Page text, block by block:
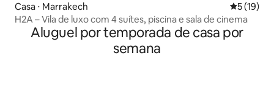
Casa ⋅ Marrakech 5 de uma
5 (19)
H2A – Vila de luxo com 4 suítes, piscina e sala de cinema
Aluguel por temporada de casa por
semana